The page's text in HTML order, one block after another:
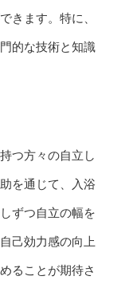
きます。特に、
的な技術と知識
つ方々の自立し
を通じて、入浴
ずつ自立の幅を
己効力感の向上
ることが期待さ